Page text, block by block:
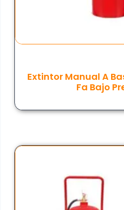
Extintor Manual A
Fa Bajo